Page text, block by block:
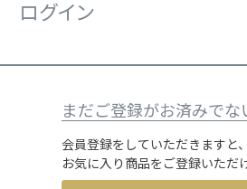
ログイン
まだご登録がお済みでな
会員登録をしていただきますと
お気に入り商品をご登録いただ